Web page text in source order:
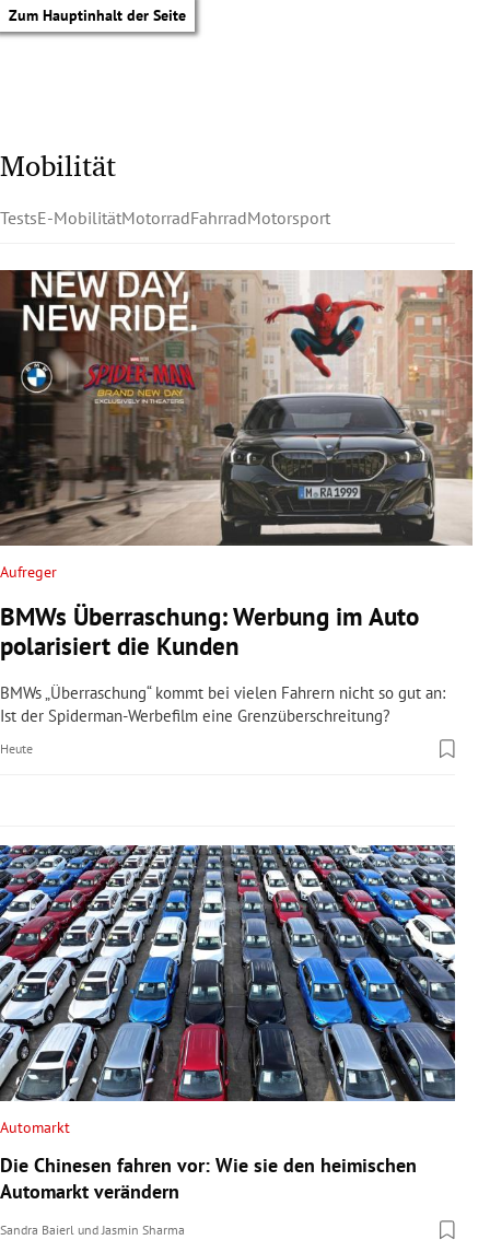
Zum Hauptinhalt der Seite
Untermenü
Untermenü
Untermenü
Untermenü
Untermenü
Untermenü
Untermenü
Mobilität
TestsE-MobilitätMotorradFahrradMotorsport
Aufreger
BMWs Überraschung: Werbung im Auto
polarisiert die Kunden
BMWs „Überraschung“ kommt bei vielen Fahrern nicht so gut an:
Ist der Spiderman-Werbefilm eine Grenzüberschreitung?
Heute
Automarkt
Die Chinesen fahren vor: Wie sie den heimischen
Automarkt verändern
Sandra Baierl undJasmin Sharma